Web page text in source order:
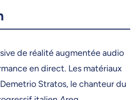
de réalité augmentée audio
en direct. Les matériaux
Stratos, le chanteur du